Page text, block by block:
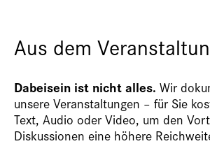
Aus dem
Dabeisein ist nicht alles. Wir
unsere Veranstaltungen – für Sie
Text, Audio oder Video, um den
Diskussionen eine höhere